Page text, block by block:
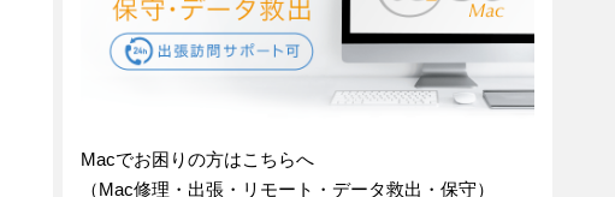
Macでお困りの方はこちらへ
（Mac修理・出張・リモート・データ救出・保守）